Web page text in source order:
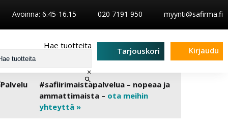
Avoinna: 6.45-16.15 020 7191 950 myynti@safirma.fi
Hae tuotteita
×
Tarjouskori Kirjaudu
#safiirimaistapalvelua – nopeaa ja
ammattimaista – ota meihin
yhteyttä »